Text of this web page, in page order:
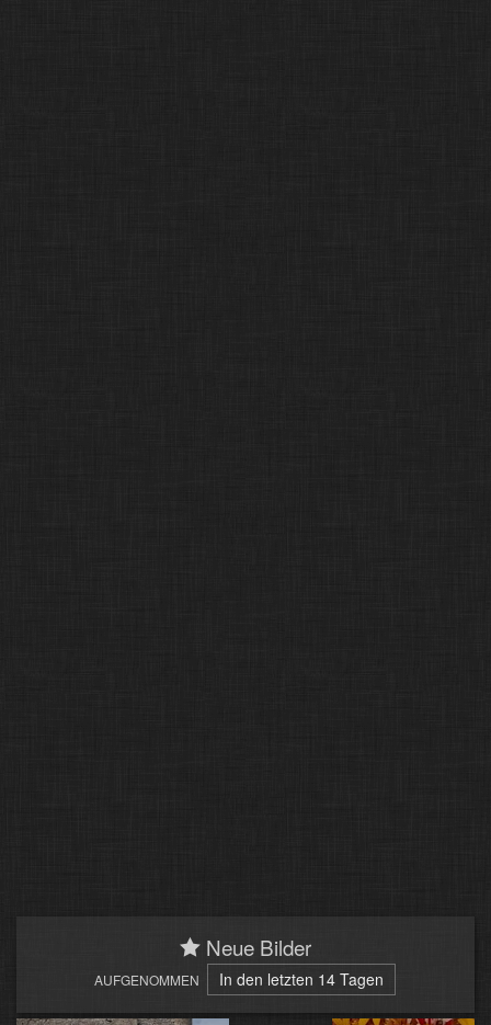
Neue Bilder
AUFGENOMMEN In den letzten 14 Tagen